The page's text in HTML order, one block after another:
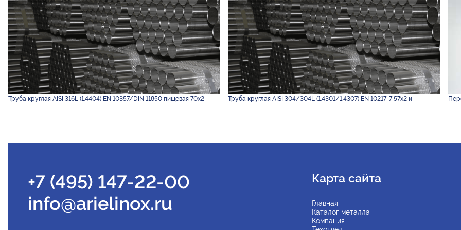
Труба круглая AISI 316L (1.4404) EN 10357/DIN 11850 пищевая 70х2 Труба круглая AISI 304/304L (1.4301/1.4307) EN 10217-7 57х2 и
+7 (495) 147-22-00
info@arielinox.ru
Карта сайта
Главная
Каталог металла
Компания